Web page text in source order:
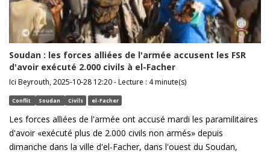
Soudan : les forces alliées de l'armée accusent les FSR
d'avoir exécuté 2.000 civils à el-Facher
Ici Beyrouth, 2025-10-28 12:20 - Lecture : 4 minute(s)
Conflit Soudan Civils el-Facher
Les forces alliées de l'armée ont accusé mardi les paramilitaires
d'avoir «exécuté plus de 2.000 civils non armés» depuis
dimanche dans la ville d'el-Facher, dans l'ouest du Soudan,